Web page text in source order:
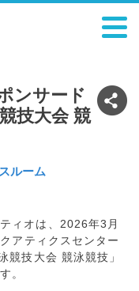
ンサード
技大会 競
ルーム
ィオは、2026年3月
アティクスセンター
競技大会 競泳競技」
。